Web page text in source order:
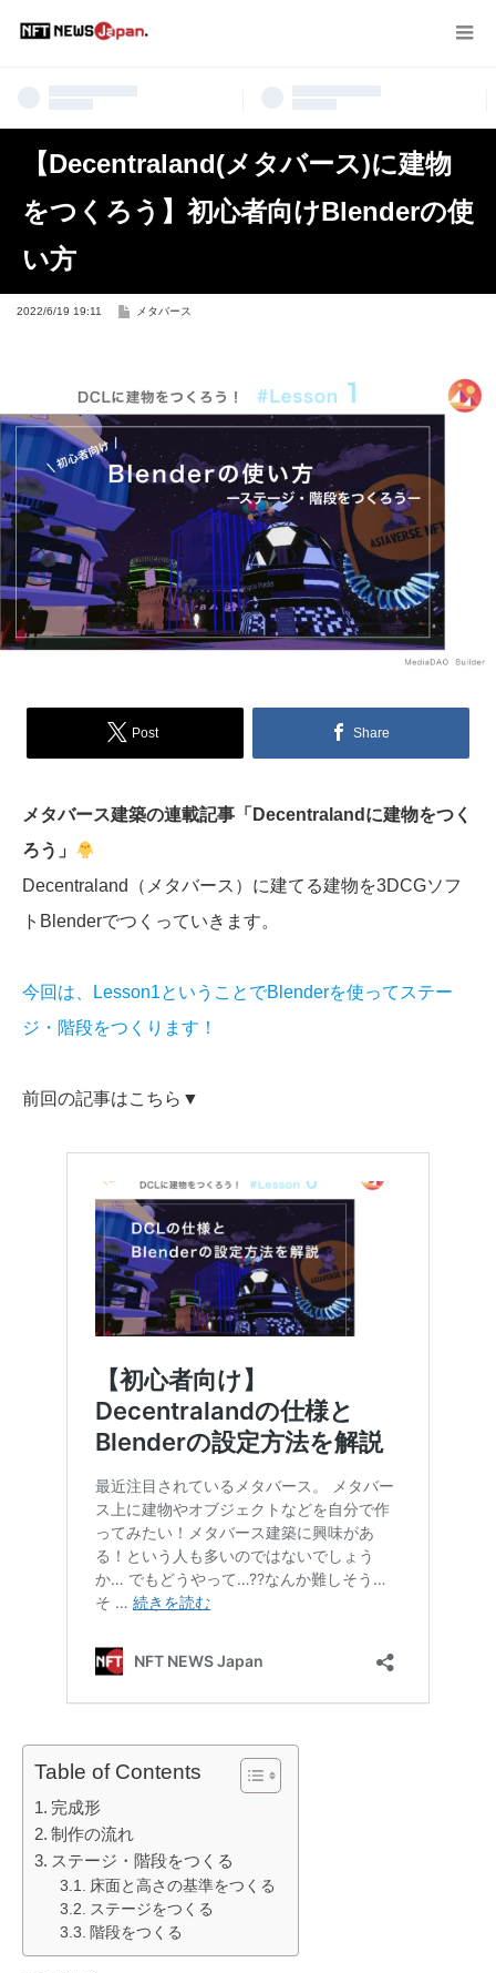
【Decentraland(メタバース)に建物
をつくろう】初心者向けBlenderの使
い方
2022/6/19 19:11 メタバース
Post Share
メタバース建築の連載記事「Decentralandに建物をつく
ろう」
Decentraland（メタバース）に建てる建物を3DCGソフ
トBlenderでつくっていきます。
今回は、Lesson1ということでBlenderを使ってステー
ジ・階段をつくります！
前回の記事はこちら▼
Table of Contents
完成形
制作の流れ
ステージ・階段をつくる
床面と高さの基準をつくる
ステージをつくる
階段をつくる